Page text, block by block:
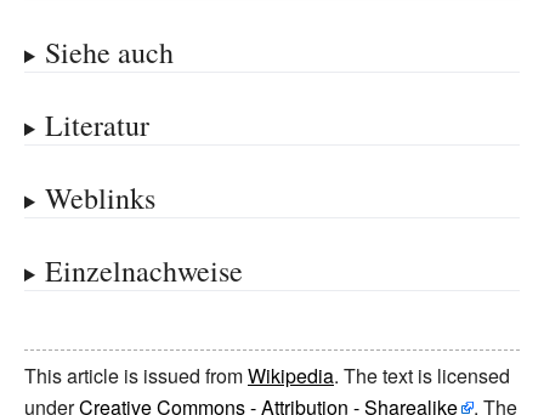
Siehe auch
Literatur
Weblinks
Einzelnachweise
This article is issued fromWikipedia. The text is licensed
underCreative Commons - Attribution - Sharealike . The